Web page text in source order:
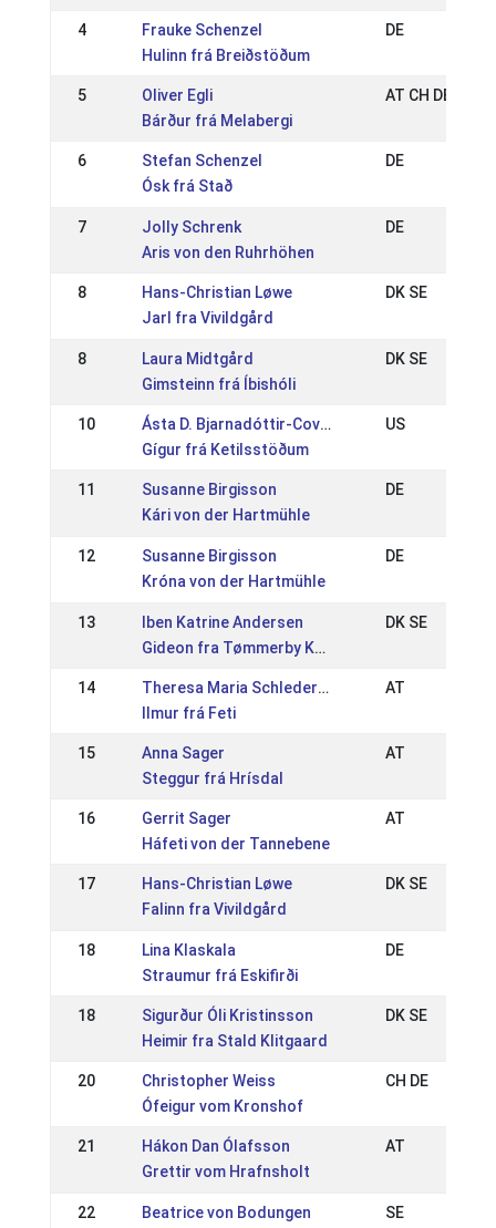
4
Frauke Schenzel
Hulinn frá Breiðstöðum
DE
5
Oliver Egli
Bárður frá Melabergi
AT CH DE
6
Stefan Schenzel
Ósk frá Stað
DE
7
Jolly Schrenk
Aris von den Ruhrhöhen
DE
8
Hans-Christian Løwe
Jarl fra Vivildgård
DK SE
8
Laura Midtgård
Gimsteinn frá Íbishóli
DK SE
10
Ásta D. Bjarnadóttir-Covert
Gígur frá Ketilsstöðum
US
11
Susanne Birgisson
Kári von der Hartmühle
DE
12
Susanne Birgisson
Króna von der Hartmühle
DE
13
Iben Katrine Andersen
Gideon fra Tømmerby Kær
DK SE
14
Theresa Maria Schlederer
Ilmur frá Feti
AT
15
Anna Sager
Steggur frá Hrísdal
AT
16
Gerrit Sager
Háfeti von der Tannebene
AT
17
Hans-Christian Løwe
Falinn fra Vivildgård
DK SE
18
Lina Klaskala
Straumur frá Eskifirði
DE
18
Sigurður Óli Kristinsson
Heimir fra Stald Klitgaard
DK SE
20
Christopher Weiss
Ófeigur vom Kronshof
CH DE
21
Hákon Dan Ólafsson
Grettir vom Hrafnsholt
AT
22
Beatrice von Bodungen
SE